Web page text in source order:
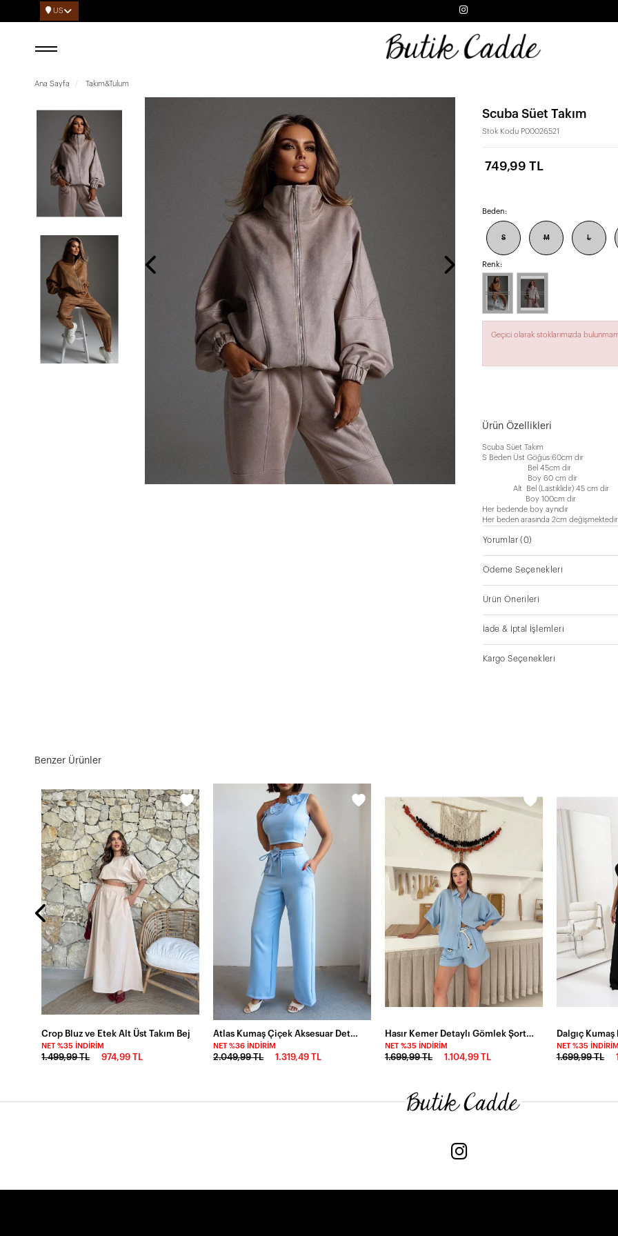
US
Ana Sayfa Takım&Tulum
Scuba Süet Takım
Stok Kodu P00026521
749,99 TL
Beden:
S M L
Renk:
Geçici olarak stoklarımızda
Ürün Özellikleri
Scuba Süet Takım
S Beden Üst Göğüs 60cm dir
Bel 45cm dir
Boy 60 cm dir
Alt Bel (Lastiklidir) 45 cm dir
Boy 100cm dir
Her bedende boy aynıdır
Her beden arasında 2cm değişmektedir.
Yorumlar(0)
Ödeme Seçenekleri
Ürün Önerileri
İade & İptal İşlemleri
Kargo Seçenekleri
Benzer Ürünler
Crop Bluz ve Etek Alt Üst Takım Bej
NET %35 İNDIRIM
1.499,99 TL 974,99 TL
Atlas Kumaş Çiçek Aksesuar Detaylı Alt Üst Takım Mavi
NET %36 İNDIRIM
2.049,99 TL 1.319,49 TL
Hasır Kemer Detaylı Gömlek Şort Alt Üst Takım Mavi
NET %35 İNDIRIM
1.699,99 TL 1.104,99 TL
NET %35 İNDIRIM
1.699,99 TL